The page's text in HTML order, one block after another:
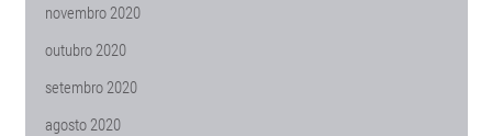
novembro 2020
outubro 2020
setembro 2020
agosto 2020